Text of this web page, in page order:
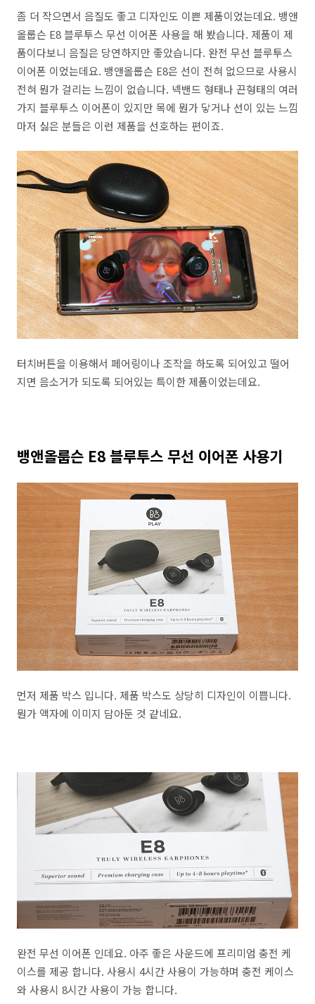
좀 더 작으면서 음질도 좋고 디자인도 이쁜 제품이었는데요. 뱅앤
올룹슨 E8 블루투스 무선 이어폰 사용을 해 봤습니다. 제품이 제
품이다보니 음질은 당연하지만 좋았습니다. 완전 무선 블루투스
이어폰 이었는데요. 뱅앤올룹슨 E8은 선이 전혀 없으므로 사용시
전혀 뭔가 걸리는 느낌이 없습니다. 넥밴드 형태나 끈형태의 여러
가지 블루투스 이어폰이 있지만 목에 뭔가 닿거나 선이 있는 느낌
마저 싫은 분들은 이런 제품을 선호하는 편이죠.
터치버튼을 이용해서 페어링이나 조작을 하도록 되어있고 떨어
지면 음소거가 되도록 되어있는 특이한 제품이었는데요.
뱅앤올룹슨 E8 블루투스 무선 이어폰 사용기
먼저 제품 박스 입니다. 제품 박스도 상당히 디자인이 이쁩니다.
뭔가 액자에 이미지 담아둔 것 같네요.
완전 무선 이어폰 인데요. 아주 좋은 사운드에 프리미엄 충전 케
이스를 제공 합니다. 사용시 4시간 사용이 가능하며 충전 케이스
와 사용시 8시간 사용이 가능 합니다.